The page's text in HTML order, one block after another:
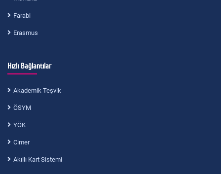
Farabi
Erasmus
Hızlı Bağlantılar
Akademik Teşvik
ÖSYM
YÖK
Cimer
Akıllı Kart Sistemi